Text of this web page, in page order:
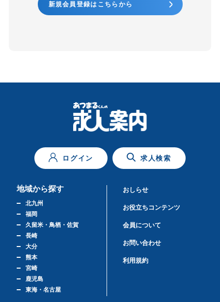
新規会員登録はこちらから
ログイン 求人検索
地域から探す
北九州
福岡
久留米・鳥栖・佐賀
長崎
大分
熊本
宮崎
鹿児島
東海・名古屋
おしらせ
お役立ちコンテンツ
会員について
お問い合わせ
利用規約